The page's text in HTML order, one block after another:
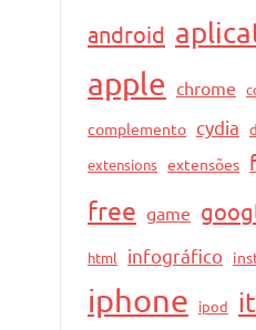
android
apple chrome
complemento cydia
extensions extensões
free game
html infográfico
iphone ipod